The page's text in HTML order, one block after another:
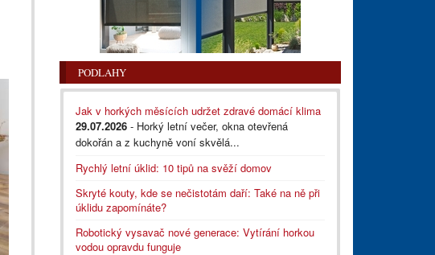
PODLAHY
Jak v horkých měsících udržet zdravé domácí klima
29.07.2026 - Horký letní večer, okna otevřená
dokořán a z kuchyně voní skvělá...
Rychlý letní úklid: 10 tipů na svěží domov
Skryté kouty, kde se nečistotám daří: Také na ně při
úklidu zapomínáte?
Robotický vysavač nové generace: Vytírání horkou
vodou opravdu funguje